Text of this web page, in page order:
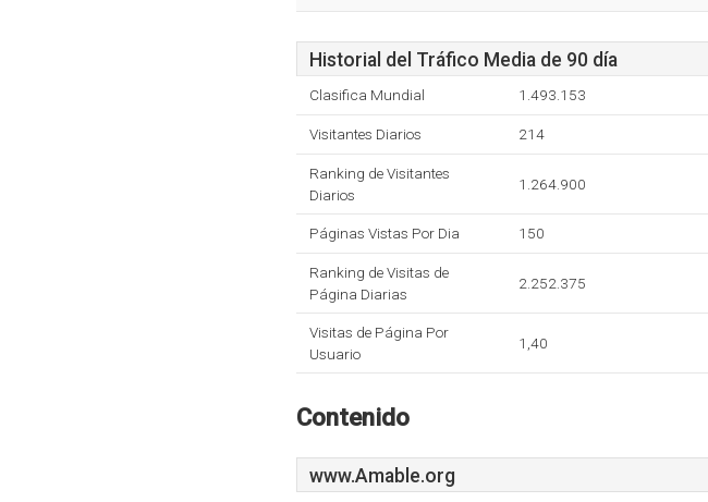
Historial del Tráfico Media de 90 día
Clasifica Mundial 1.493.153
Visitantes Diarios 214
Ranking de Visitantes
Diarios
1.264.900
Páginas Vistas Por Dia 150
Ranking de Visitas de
Página Diarias
2.252.375
Visitas de Página Por
Usuario
1,40
Contenido
www.Amable.org